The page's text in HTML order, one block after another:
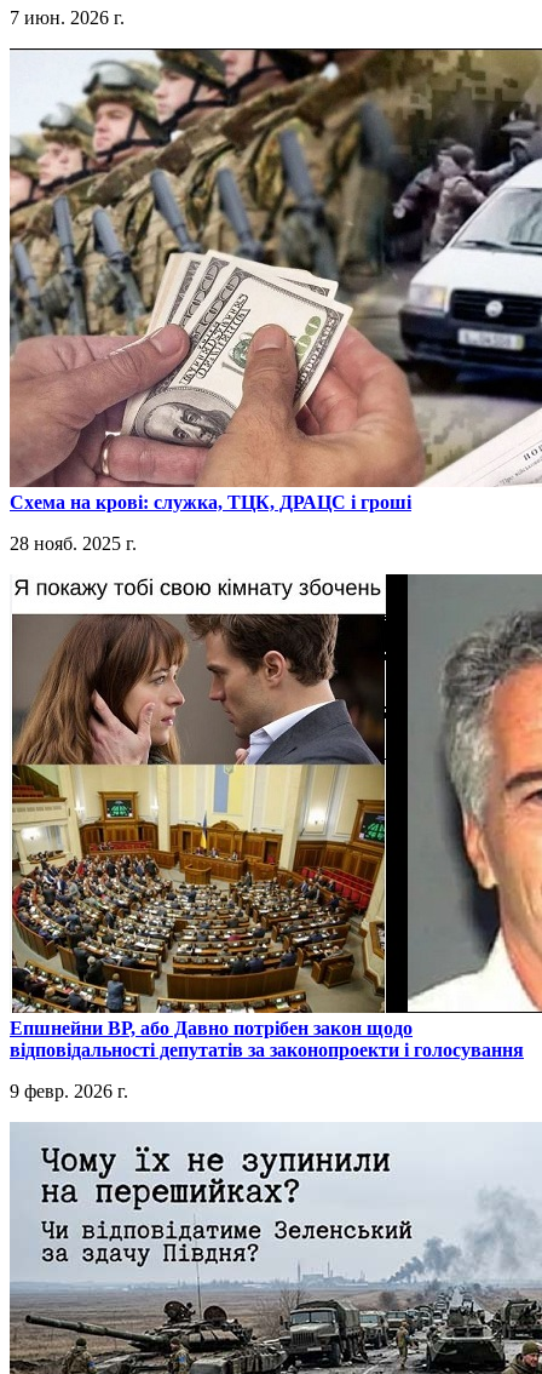
7 июн. 2026 г.
​Схема на крові: служка, ТЦК, ДРАЦС і гроші
28 нояб. 2025 г.
​Епшнейни ВР, або Давно потрібен закон щодо
відповідальності депутатів за законопроекти і голосування
9 февр. 2026 г.